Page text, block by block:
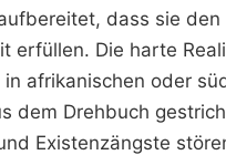
dass sie den
erfüllen. Die harte
afrikanischen oder
dem Drehbuch
Existenzängste